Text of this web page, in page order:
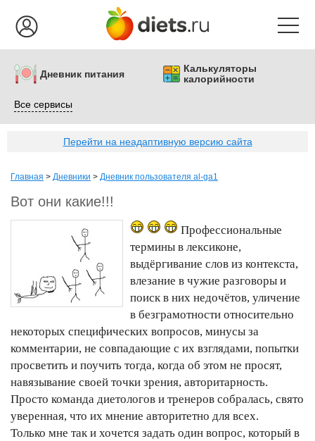
Дневник питания
Калькуляторы
калорийности
Все сервисы
Перейти на неадаптивную версию сайта
Главная > Дневники > Дневник пользователя al-ga1
Вот они какие!!!
Профессиональные
термины в лексиконе,
выдёргивание слов из контекста,
влезание в чужие разговоры и
поиск в них недочётов, уличение
в безграмотности относительно
некоторых специфических вопросов, минусы за
комментарии, не совпадающие с их взглядами, попытки
просветить и поучить тогда, когда об этом не просят,
навязывание своей точки зрения, авторитарность.
Просто команда диетологов и тренеров собралась, свято
уверенная, что их мнение авторитетно для всех.
Только мне так и хочется задать один вопрос, который в